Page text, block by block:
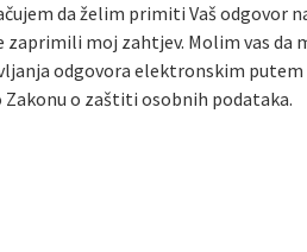
da želim primiti Vaš odgovor
moj zahtjev. Molim vas da
odgovora elektronskim putem
o zaštiti osobnih podataka.